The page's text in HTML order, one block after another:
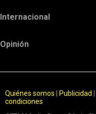
Internacional
Opinión
Quiénes somos Publicidad
condiciones